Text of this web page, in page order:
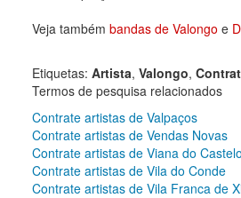
Veja também bandas de Valongo e
Etiquetas: Artista, Valongo,
Termos de pesquisa relacionados
Contrate artistas de Valpaços
Contrate artistas de Vendas Novas
Contrate artistas de Viana do Castelo
Contrate artistas de Vila do Conde
Contrate artistas de Vila Franca de